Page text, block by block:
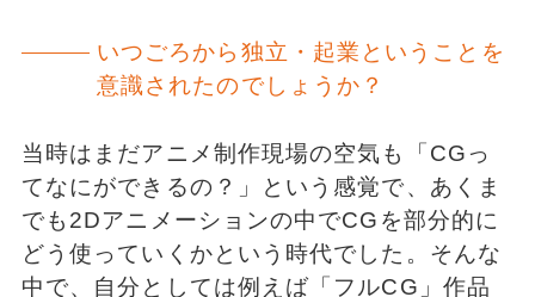
いつごろから独立・起業ということを
意識されたのでしょうか？
当時はまだアニメ制作現場の空気も「CGっ
てなにができるの？」という感覚で、あくま
でも2Dアニメーションの中でCGを部分的に
どう使っていくかという時代でした。そんな
中で、⾃分としては例えば「フルCG」作品